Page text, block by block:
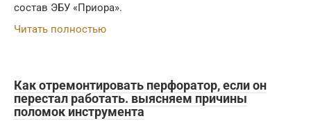
состав ЭБУ «Приора».
Читать полностью
Как отремонтировать перфоратор, если он
перестал работать. выясняем причины
поломок инструмента